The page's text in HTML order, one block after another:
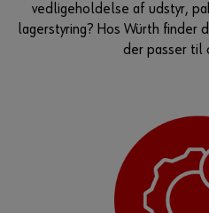
vedligeholdelse af udstyr,
lagerstyring? Hos Würth finder
der passer til